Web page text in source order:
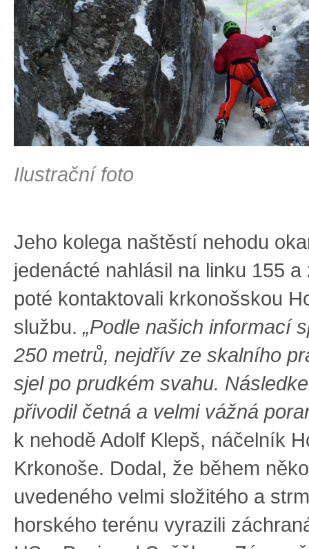
Ilustrační foto
Jeho kolega naštěstí nehodu
jedenácté nahlásil na linku 155
poté kontaktovali krkonošskou
službu. „Podle našich informací
250 metrů, nejdřív ze skalního
sjel po prudkém svahu.
přivodil četná a velmi vážná
k nehodě Adolf Klepš, náčelník
Krkonoše. Dodal, že během
uvedeného velmi složitého a
horského terénu vyrazili